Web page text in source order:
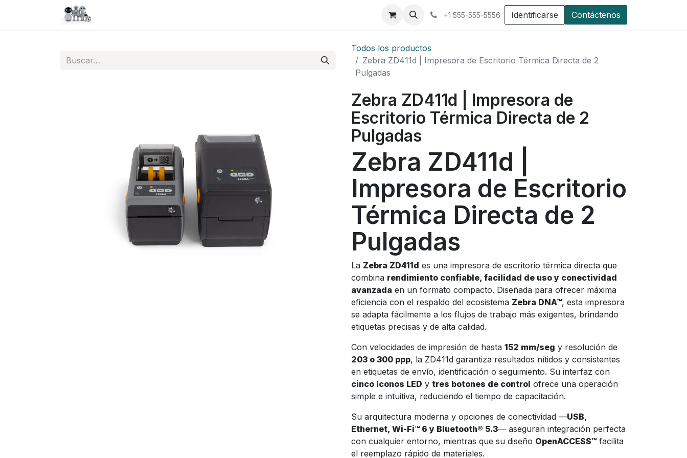
Planilla +1 555-555-5556 Identificarse Contáctenos
Todos los productos
Zebra ZD411d | Impresora de Escritorio Térmica Directa de 2
Pulgadas
Zebra ZD411d | Impresora de
Escritorio Térmica Directa de 2
Pulgadas
Zebra ZD411d |
Impresora de Escritorio
Térmica Directa de 2
Pulgadas
La Zebra ZD411d es una impresora de escritorio térmica directa que
combina rendimiento confiable, facilidad de uso y conectividad
avanzada en un formato compacto. Diseñada para ofrecer máxima
eficiencia con el respaldo del ecosistema Zebra DNA™, esta impresora
se adapta fácilmente a los flujos de trabajo más exigentes, brindando
etiquetas precisas y de alta calidad.
Con velocidades de impresión de hasta 152 mm/seg y resolución de
203 o 300 ppp, la ZD411d garantiza resultados nítidos y consistentes
en etiquetas de envío, identificación o seguimiento. Su interfaz con
cinco íconos LED y tres botones de control ofrece una operación
simple e intuitiva, reduciendo el tiempo de capacitación.
Su arquitectura moderna y opciones de conectividad —USB,
Ethernet, Wi-Fi™ 6 y Bluetooth® 5.3— aseguran integración perfecta
con cualquier entorno, mientras que su diseño OpenACCESS™ facilita
el reemplazo rápido de materiales.